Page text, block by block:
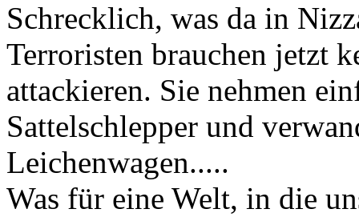
Schrecklich, was da in
Terroristen brauchen jetzt
attackieren. Sie nehmen
Sattelschlepper und
Leichenwagen.....
Was für eine Welt, in die